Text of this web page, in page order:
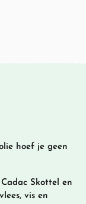
hoef je geen
Skottel en
vis en